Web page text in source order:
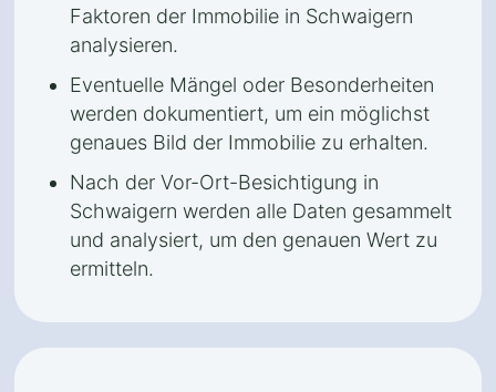
Faktoren der Immobilie in Schwaigern
analysieren.
Eventuelle Mängel oder Besonderheiten
werden dokumentiert, um ein möglichst
genaues Bild der Immobilie zu erhalten.
Nach der Vor-Ort-Besichtigung in
Schwaigern werden alle Daten gesammelt
und analysiert, um den genauen Wert zu
ermitteln.